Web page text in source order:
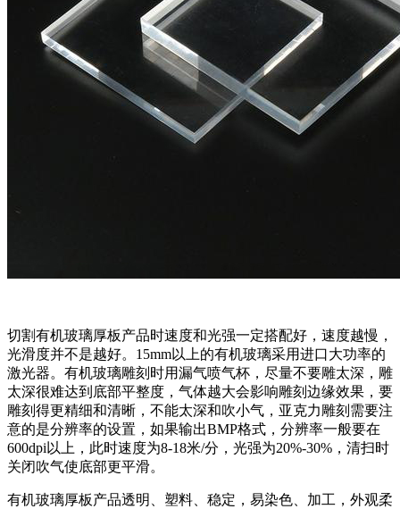
切割有机玻璃厚板产品时速度和光强一定搭配好，速度越慢，
光滑度并不是越好。15mm以上的有机玻璃采用进口大功率的
激光器。有机玻璃雕刻时用漏气喷气杯，尽量不要雕太深，雕
太深很难达到底部平整度，气体越大会影响雕刻边缘效果，要
雕刻得更精细和清晰，不能太深和吹小气，亚克力雕刻需要注
意的是分辨率的设置，如果输出BMP格式，分辨率一般要在
600dpi以上，此时速度为8-18米/分，光强为20%-30%，清扫时
关闭吹气使底部更平滑。
有机玻璃厚板产品透明、塑料、稳定，易染色、加工，外观柔